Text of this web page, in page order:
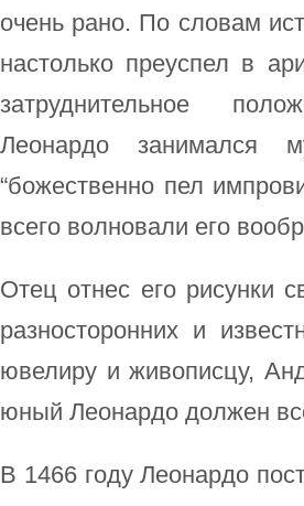
очень рано. По словам
настолько преуспел в
затруднительное
Леонардо занимался
“божественно пел
всего волновали его
Отец отнес его рисунки
разносторонних и
ювелиру и живописцу,
юный Леонардо должен
В 1466 году Леонардо